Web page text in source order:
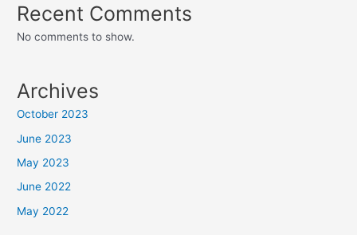
Recent Comments
No comments to show.
Archives
October 2023
June 2023
May 2023
June 2022
May 2022